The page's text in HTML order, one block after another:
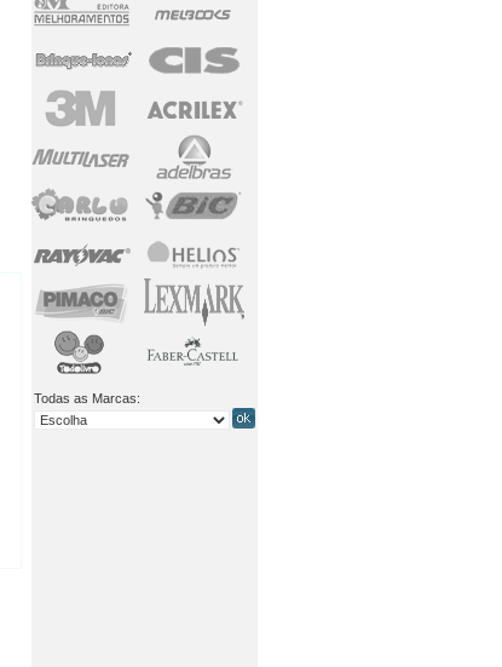
Todas as Marcas: